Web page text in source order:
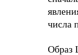
числа
Образ